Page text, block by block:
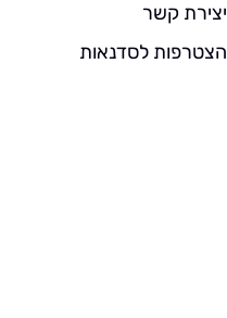
יצירת קשר
הצטרפות לסדנאות